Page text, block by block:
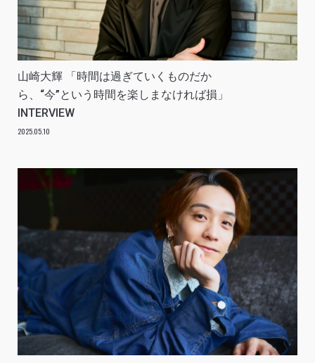
山崎大輝 「時間は過ぎていくものだか
ら、“今”という時間を楽しまなければ損」
INTERVIEW
2025.05.10